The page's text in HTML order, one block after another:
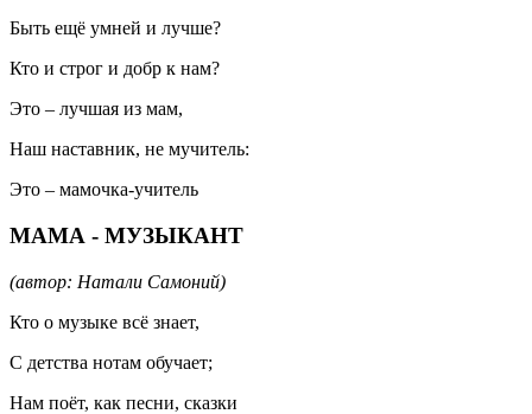
Быть ещё умней и лучше?
Кто и строг и добр к нам?
Это – лучшая из мам,
Наш наставник, не мучитель:
Это – мамочка-учитель
МАМА - МУЗЫКАНТ
(автор: Натали Самоний)
Кто о музыке всё знает,
С детства нотам обучает;
Нам поёт, как песни, сказки